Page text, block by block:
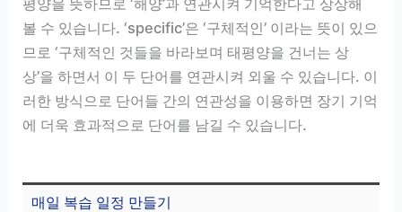
볼 수 있습니다. ‘specific’은 ‘구체적인’ 이라는 뜻이 있으
므로 ‘구체적인 것들을 바라보며 태평양을 건너는 상
상’을 하면서 이 두 단어를 연관시켜 외울 수 있습니다. 이
러한 방식으로 단어들 간의 연관성을 이용하면 장기 기억
에 더욱 효과적으로 단어를 남길 수 있습니다.
매일 복습 일정 만들기